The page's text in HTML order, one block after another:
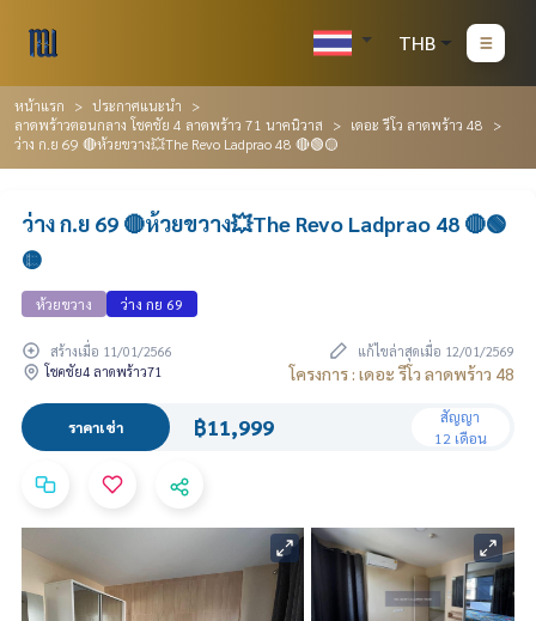
THB
หน้าแรก
ประกาศแนะนำ
ลาดพร้าวตอนกลาง โชคชัย 4 ลาดพร้าว 71 นาคนิวาส
เดอะ รีโว ลาดพร้าว 48
ว่าง ก.ย 69 🔴ห้วยขวาง💥The Revo Ladprao 48 🔴🟢🟡
ว่าง ก.ย 69 🔴ห้วยขวาง💥The Revo Ladprao 48 🔴🟢
🟡
ห้วยขวาง ว่าง กย 69
สร้างเมื่อ 11/01/2566
แก้ไขล่าสุดเมื่อ 12/01/2569
โชคชัย4 ลาดพร้าว71
โครงการ : เดอะ รีโว ลาดพร้าว 48
ราคาเช่า ฿11,999
สัญญา
12 เดือน